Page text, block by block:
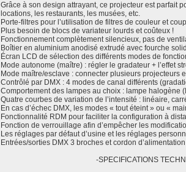
Grâce à son design attrayant, ce projecteur est parfait
locations, les restaurants, les musées, etc.
Porte-filtres pour l’utilisation de filtres de couleur et
Plus besoin de blocs de variateur lourds et coûteux !
Fonctionnement complètement silencieux, pas de
Boîtier en aluminium anodisé extrudé avec fourche
Écran LCD de sélection des différents modes de
Mode autonome (maître) : régler le gradateur + l’effet
Mode maître/esclave : connecter plusieurs
Contrôlé par DMX : 4 modes de canal différents
Comportement des lampes au choix : lampe halogène
Quatre courbes de variation de l’intensité : linéaire,
En cas d’échec DMX, les modes « tout éteint » ou «
Fonctionnalité RDM pour faciliter la configuration à
Fonction de verrouillage afin d’empêcher les
Les réglages par défaut d’usine et les réglages
Entrées/sorties DMX 3 broches et cordon
-SPECIFICATIONS